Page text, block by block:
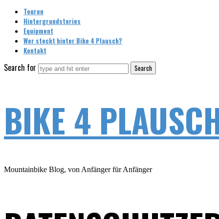
Touren
Hintergrundstories
Equipment
Wer steckt hinter Bike 4 Plausch?
Kontakt
Search for
BIKE 4
Mountainbike Blog, von Anfänger für Anfänger